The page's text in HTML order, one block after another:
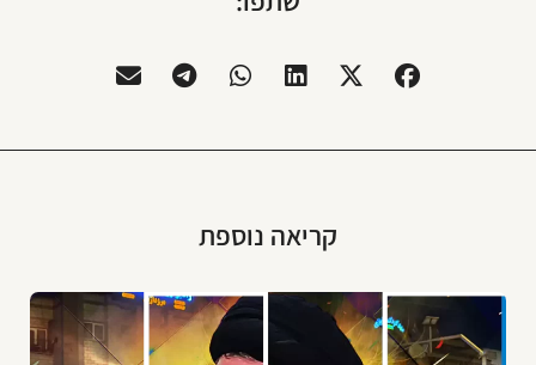
קריאה נוספת